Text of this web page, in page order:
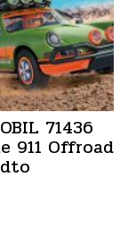
71436
911 Offroad